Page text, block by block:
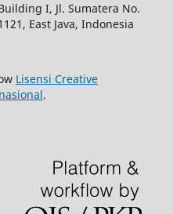
I, Jl. Sumatera No.
East Java, Indonesia
Lisensi Creative
.